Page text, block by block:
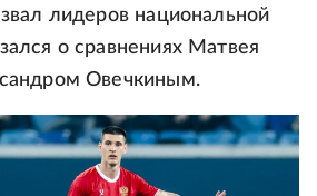
лидеров национальной
о сравнениях Матвея
Овечкиным.